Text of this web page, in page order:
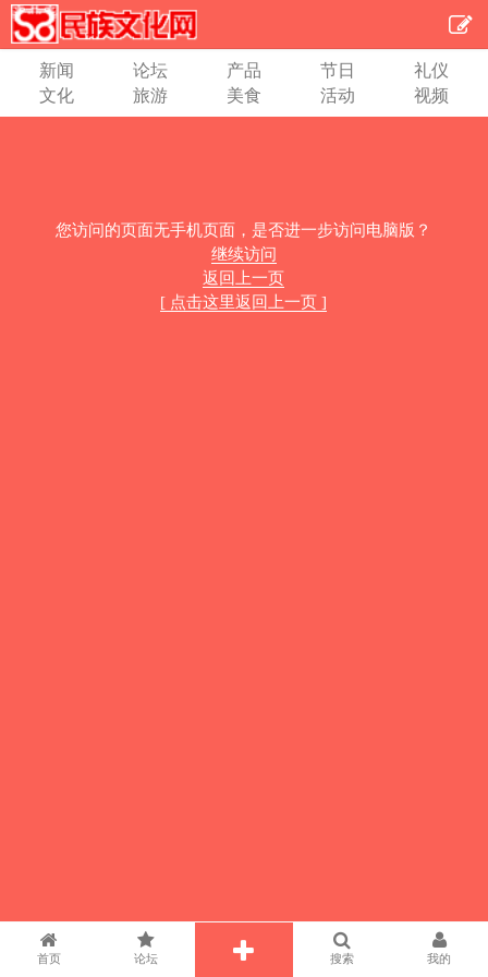
新闻 论坛 产品 节日
礼仪
文化
旅游 美食 活动 视频
您访问的页面无手机页面，是否进一步访问电脑版？
继续访问
返回上一页
[ 点击这里返回上一页 ]
首页 论坛 搜索 我的